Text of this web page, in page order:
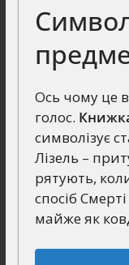
Ось чому це
голос.
символізує
Лізель –
рятують,
спосіб
майже як